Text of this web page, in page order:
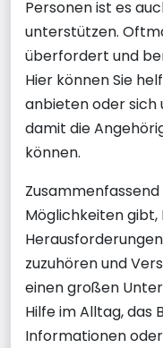
Personen ist es
unterstützen.
überfordert und
Hier können Sie
anbieten oder sich
damit die
können.
Möglichkeiten
zuzuhören und
einen großen
Hilfe im Alltag, das
Informationen